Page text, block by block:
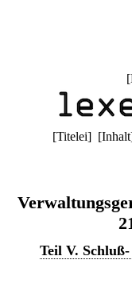
[
[Titelei] [Inhalt
Teil V.